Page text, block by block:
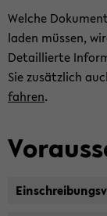
Wel­che
la­den müs­sen,
De­tail­lier­te
Sie zu­sätz­lich
fah­ren.